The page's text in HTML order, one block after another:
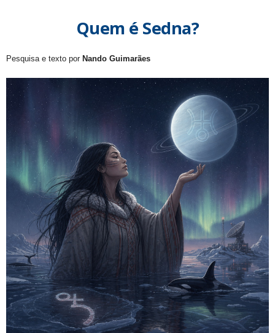
Quem é Sedna?
Pesquisa e texto por Nando Guimarães